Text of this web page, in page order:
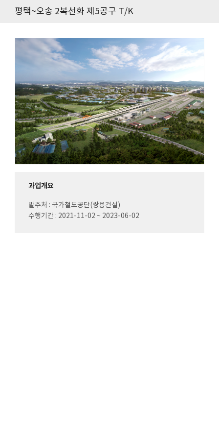
평택~오송 2복선화 제5공구 T/K
과업개요
발주처 : 국가철도공단(쌍용건설)
수행기간 : 2021-11-02 ~ 2023-06-02